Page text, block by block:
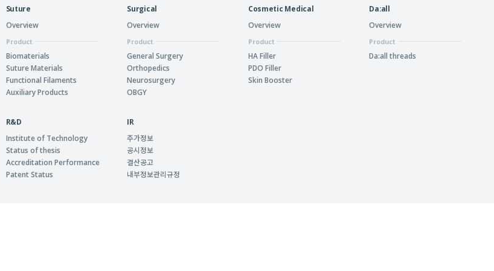
Suture
Overview
Product
Biomaterials
Suture Materials
Functional Filaments
Auxiliary Products
Surgical
Overview
Product
General Surgery
Orthopedics
Neurosurgery
OBGY
Cosmetic Medical
Overview
Product
HA Filler
PDO Filler
Skin Booster
Da:all
Overview
Product
Da:all threads
R&D
Institute of Technology
Status of thesis
Accreditation Performance
Patent Status
IR
주가정보
공시정보
결산공고
내부정보관리규정